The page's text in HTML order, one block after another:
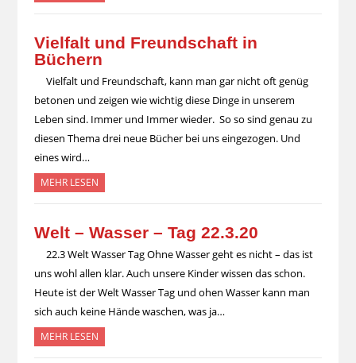
Vielfalt und Freundschaft in
Büchern
Vielfalt und Freundschaft, kann man gar nicht oft genüg
betonen und zeigen wie wichtig diese Dinge in unserem
Leben sind. Immer und Immer wieder. So so sind genau zu
diesen Thema drei neue Bücher bei uns eingezogen. Und
eines wird…
MEHR LESEN
Welt – Wasser – Tag 22.3.20
22.3 Welt Wasser Tag Ohne Wasser geht es nicht – das ist
uns wohl allen klar. Auch unsere Kinder wissen das schon.
Heute ist der Welt Wasser Tag und ohen Wasser kann man
sich auch keine Hände waschen, was ja…
MEHR LESEN